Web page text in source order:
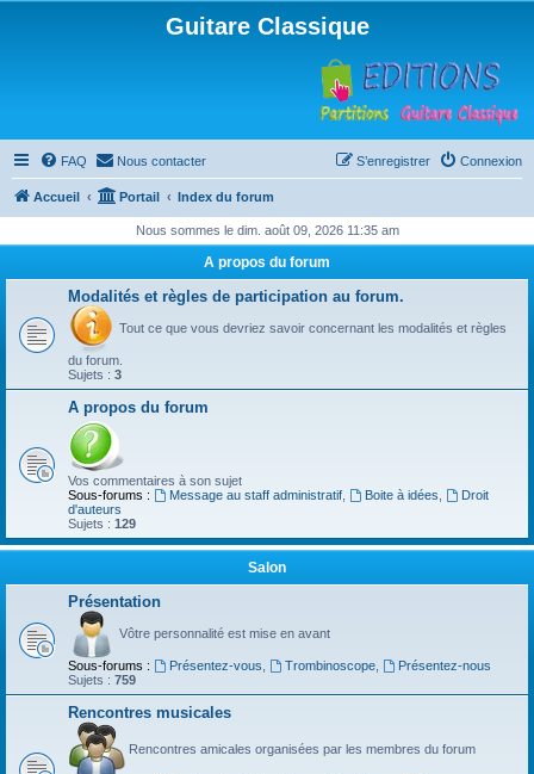
Guitare Classique
FAQ Nous contacter Connexion
S’enregistrer
Accueil Portail Index du forum
Nous sommes le dim. août 09, 2026 11:35 am
A propos du forum
Modalités et règles de participation au forum.
Tout ce que vous devriez savoir concernant les modalités et règles
du forum.
Sujets : 3
A propos du forum
Vos commentaires à son sujet
Sous-forums :
Message au staff administratif, Boite à idées
Droit
d'auteurs
Sujets : 129
Salon
Présentation
Vôtre personnalité est mise en avant
Sous-forums : Présentez-vous Trombinoscope,
Présentez-nous
Sujets : 759
Rencontres musicales
Rencontres amicales organisées par les membres du forum